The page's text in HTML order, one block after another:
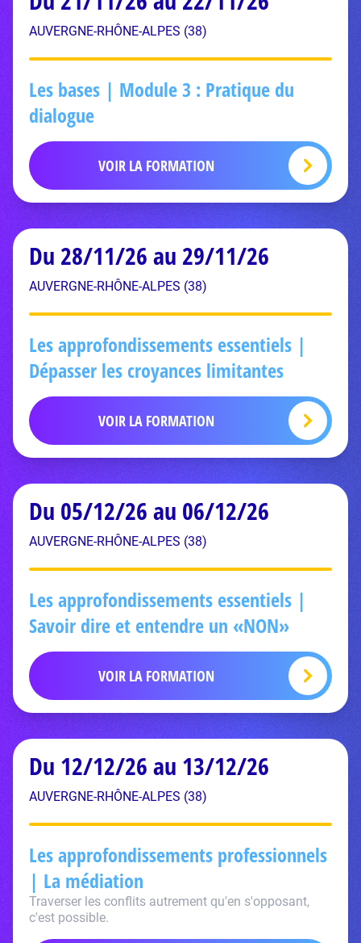
AUVERGNE-RHÔNE-ALPES (38)
Les bases | Module 3 : Pratique du
dialogue
VOIR LA FORMATION
Du 28/11/26 au 29/11/26
AUVERGNE-RHÔNE-ALPES (38)
Les approfondissements essentiels |
Dépasser les croyances limitantes
VOIR LA FORMATION
Du 05/12/26 au 06/12/26
AUVERGNE-RHÔNE-ALPES (38)
Les approfondissements essentiels |
Savoir dire et entendre un «NON»
VOIR LA FORMATION
Du 12/12/26 au 13/12/26
AUVERGNE-RHÔNE-ALPES (38)
Les approfondissements professionnels
| La médiation
Traverser les conflits autrement qu'en s'opposant,
c'est possible.